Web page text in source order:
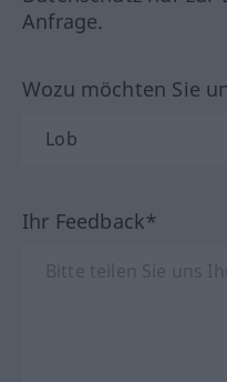
Anfrage.
Wozu möchten Sie
Ihr Feedback*